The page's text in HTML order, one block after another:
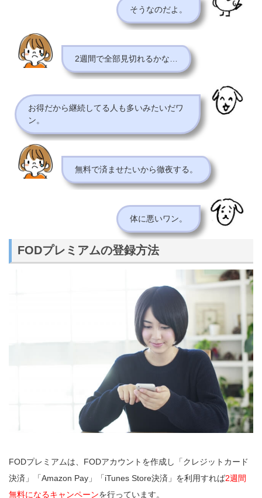
そうなのだよ。
2週間で全部見切れるかな…
お得だから継続してる人も多いみたいだワ
ン。
無料で済ませたいから徹夜する。
体に悪いワン。
FODプレミアムの登録方法
FODプレミアムは、FODアカウントを作成し「クレジットカード
決済」「Amazon Pay」「iTunes Store決済」を利用すれば2週間
無料になるキャンペーンを行っています。